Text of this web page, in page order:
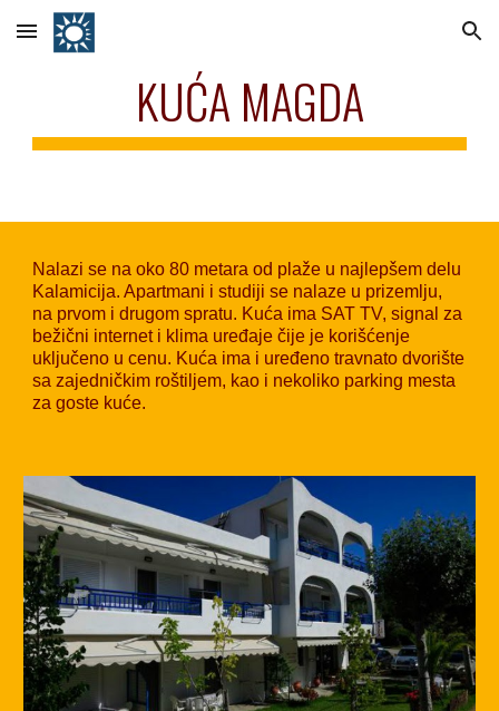
Skip to main content Skip to navigation
KUĆA MAGDA
Nalazi se na oko 80 metara od plaže u najlepšem delu
Kalamicija. Apartmani i studiji se nalaze u prizemlju,
na prvom i drugom spratu. Kuća ima SAT TV, signal za
bežični internet i klima uređaje čije je korišćenje
uključeno u cenu. Kuća ima i uređeno travnato dvorište
sa zajedničkim roštiljem, kao i nekoliko parking mesta
za goste kuće.